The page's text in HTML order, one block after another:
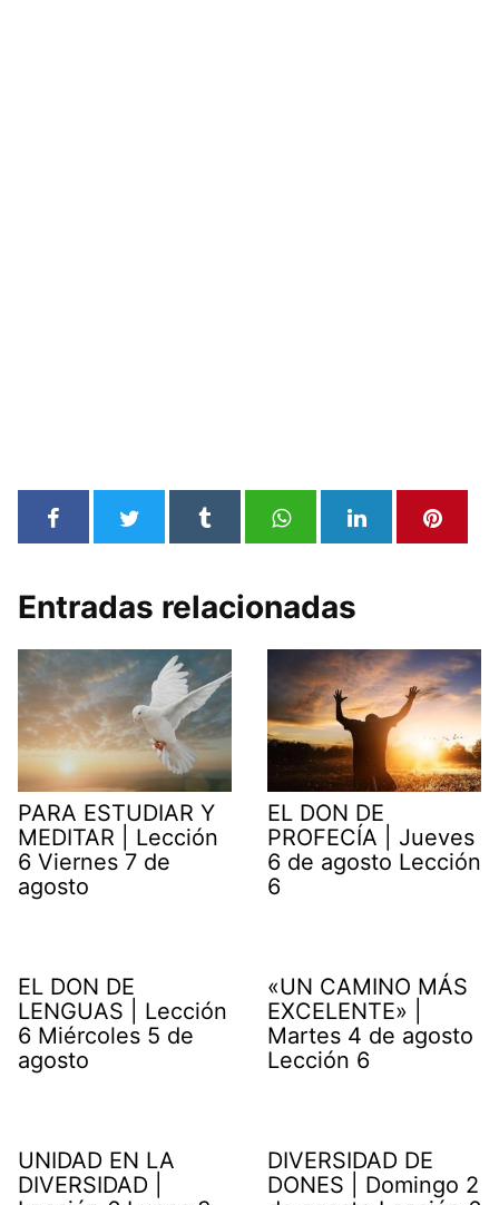
Entradas relacionadas
PARA ESTUDIAR Y
MEDITAR | Lección
6 Viernes 7 de
agosto
EL DON DE
PROFECÍA | Jueves
6 de agosto Lección
6
EL DON DE
LENGUAS | Lección
6 Miércoles 5 de
agosto
«UN CAMINO MÁS
EXCELENTE» |
Martes 4 de agosto
Lección 6
UNIDAD EN LA
DIVERSIDAD |
DIVERSIDAD DE
DONES | Domingo 2